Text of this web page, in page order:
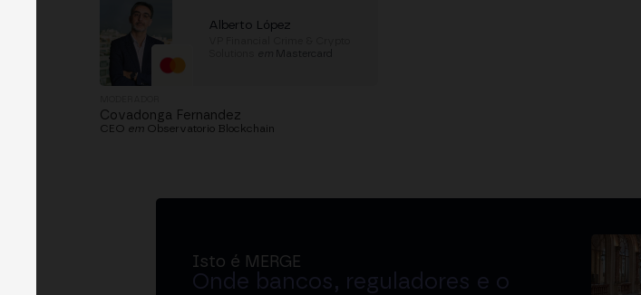
Alberto López
Mastercard
Covadonga Fernandez
CEO em Observatorio Blockchain
Isto é MERGE
Onde bancos, reguladores e o